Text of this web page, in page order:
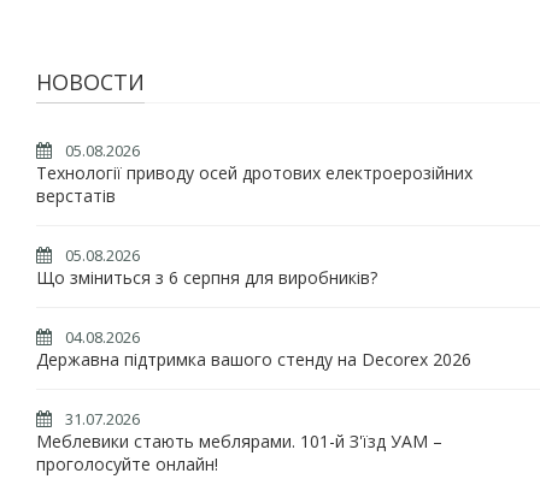
НОВОСТИ
05.08.2026
Технології приводу осей дротових електроерозійних
верстатів
05.08.2026
Що зміниться з 6 серпня для виробників?
04.08.2026
Державна підтримка вашого стенду на Decorex 2026
31.07.2026
Меблевики стають меблярами. 101-й З'їзд УАМ –
проголосуйте онлайн!